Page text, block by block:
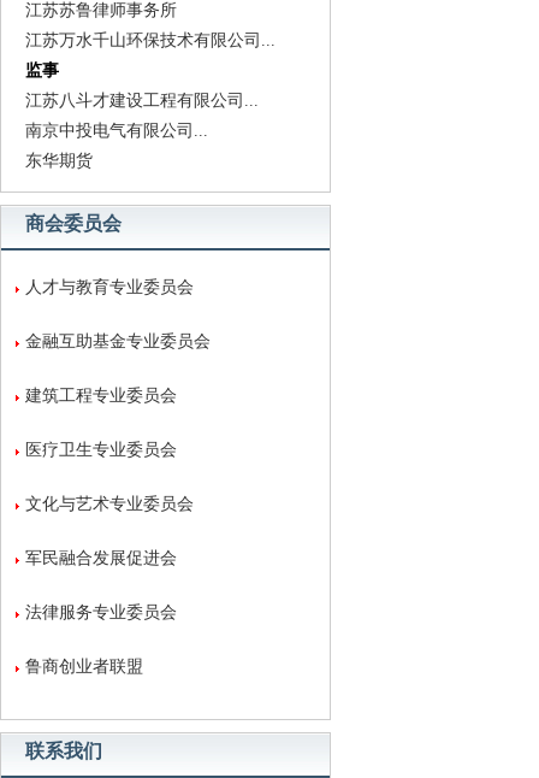
江苏苏鲁律师事务所
江苏万水千山环保技术有限公司...
监事
江苏八斗才建设工程有限公司...
南京中投电气有限公司...
东华期货
商会委员会
人才与教育专业委员会
金融互助基金专业委员会
建筑工程专业委员会
医疗卫生专业委员会
文化与艺术专业委员会
军民融合发展促进会
法律服务专业委员会
鲁商创业者联盟
联系我们